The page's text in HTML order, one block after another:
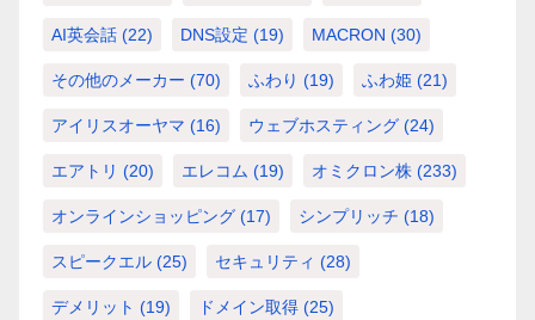
AI英会話 (22) DNS設定 (19) MACRON (30)
その他のメーカー (70) ふわり (19) ふわ姫 (21)
アイリスオーヤマ (16) ウェブホスティング (24)
エアトリ (20) エレコム (19) オミクロン株 (233)
オンラインショッピング (17) シンプリッチ (18)
スピークエル (25) セキュリティ (28)
デメリット (19) ドメイン取得 (25)